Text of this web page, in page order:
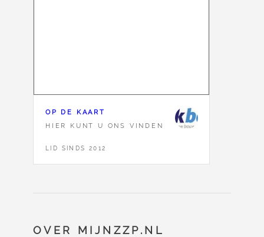
OP DE KAART
HIER KUNT U ONS VINDEN
LID SINDS 2012
OVER MIJNZZP.NL